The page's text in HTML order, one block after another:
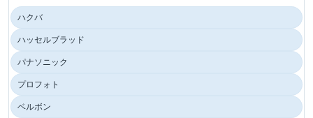
ハクバ
ハッセルブラッド
パナソニック
プロフォト
ベルボン